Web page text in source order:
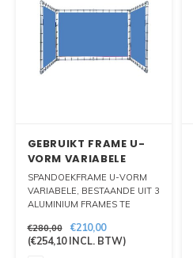
GEBRUIKT FRAME U-
VORM VARIABELE
HOEK
SPANDOEKFRAME U-VORM
VARIABELE, BESTAANDE UIT 3
ALUMINIUM FRAMES TE
VOOR BEURSOPSTELLING OF
ACHTERWAND.
€280,00
€210,00
(€254,10INCL. BTW)